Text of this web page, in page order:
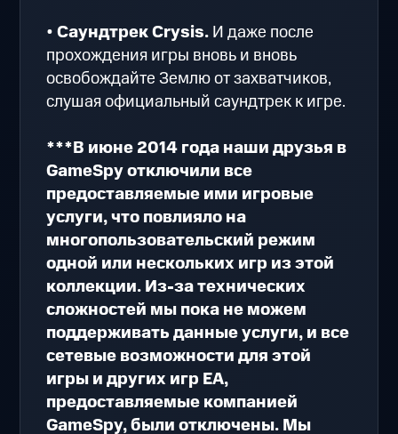
•Саундтрек Crysis.И даже после
прохождения игры вновь и вновь
освобождайте Землю от захватчиков,
слушая официальный саундтрек к игре.
***В июне 2014 года наши друзья в
GameSpy отключили все
предоставляемые ими игровые
услуги, что повлияло на
многопользовательский режим
одной или нескольких игр из этой
коллекции. Из-за технических
сложностей мы пока не можем
поддерживать данные услуги, и все
сетевые возможности для этой
игры и других игр EA,
предоставляемые компанией
GameSpy, были отключены. Мы